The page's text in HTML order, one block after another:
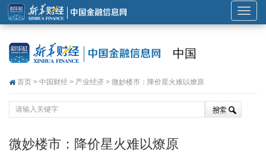
展
开
中国
首页 > 中国财经 > 产业经济 > 微妙楼市：降价星火难以燎原
微妙楼市：降价星火难以燎原